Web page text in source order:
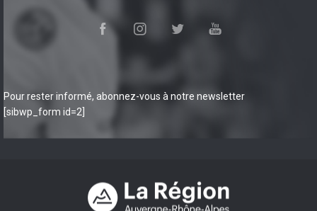
Pour rester informé, abonnez-vous à notre newsletter
[sibwp_form id=2]